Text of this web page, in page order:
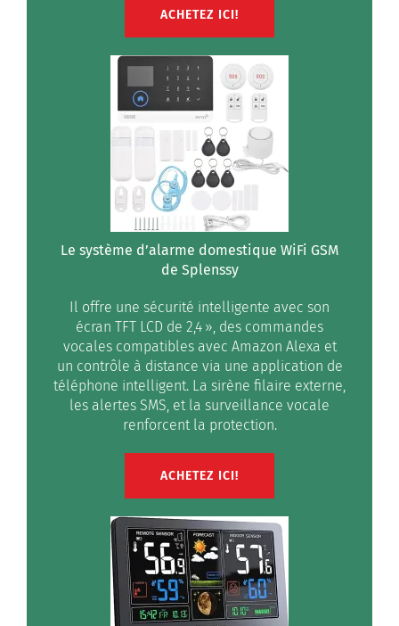
ACHETEZ ICI!
Le système d’alarme domestique WiFi GSM
de Splenssy
Il offre une sécurité intelligente avec son
écran TFT LCD de 2,4 », des commandes
vocales compatibles avec Amazon Alexa et
un contrôle à distance via une application de
téléphone intelligent. La sirène filaire externe,
les alertes SMS, et la surveillance vocale
renforcent la protection.
ACHETEZ ICI!